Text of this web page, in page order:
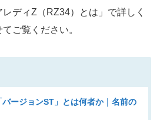
ディZ（RZ34）とは」で詳しく
ご覧ください。
ージョンST」とは何者か｜名前の